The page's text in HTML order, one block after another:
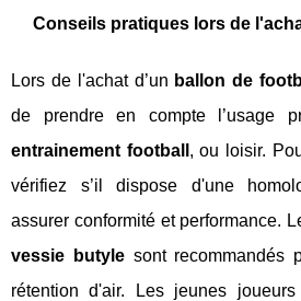
Conseils pratiques lors de
Lors de l'achat d’un ballon de
de prendre en compte l’usage
entrainement football , ou loisir.
vérifiez s’il dispose d'une
assurer conformité et performance.
vessie butylesont recommandés
rétention d'air. Les jeunes